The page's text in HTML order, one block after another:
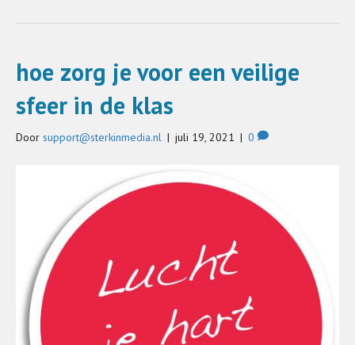
hoe zorg je voor een veilige
sfeer in de klas
Door support@sterkinmedia.nl | juli 19, 2021 | 0